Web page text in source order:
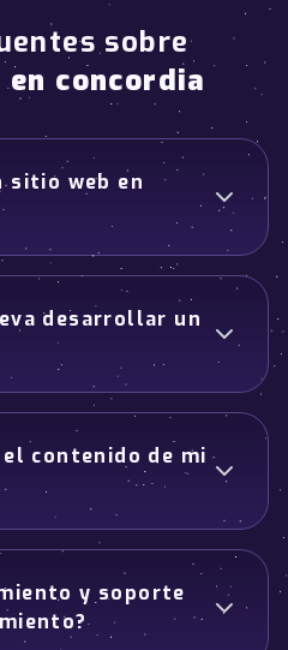
sobre
concordia
sitio web en
desarrollar un
contenido de mi
y soporte